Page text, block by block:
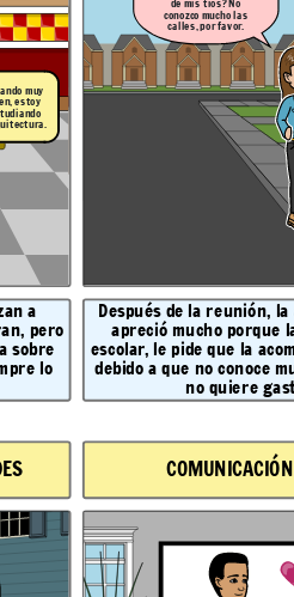
a
pero
sobre
lo
Después de la reunión,
apreció mucho porque
escolar, le pide que la
debido a que no conoce
no quiere
muy
estoy
conozco mucho las
calles, por favor.